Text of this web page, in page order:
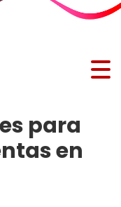
para
en